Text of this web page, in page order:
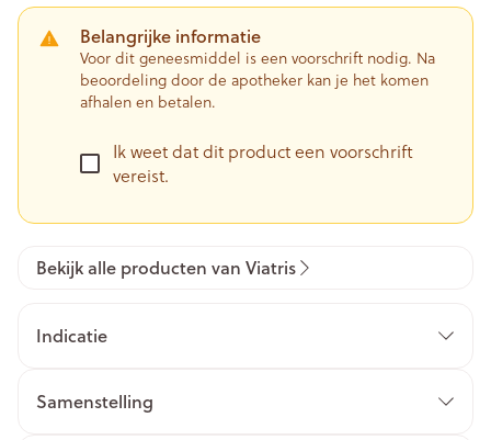
Belangrijke informatie
Voor dit geneesmiddel is een voorschrift nodig. Na
beoordeling door de apotheker kan je het komen
afhalen en betalen.
Ik weet dat dit product een voorschrift
vereist.
Bekijk alle producten van Viatris
Indicatie
Samenstelling